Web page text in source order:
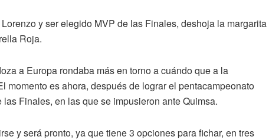
y ser elegido MVP de las Finales, deshoja la margarita
Roja.
a Europa rondaba más en torno a cuándo que a la
momento es ahora, después de lograr el pentacampeonato
Finales, en las que se impusieron ante Quimsa.
y será pronto, ya que tiene 3 opciones para fichar, en tres